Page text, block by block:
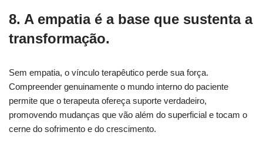
8. A empatia é a base que sustenta a
transformação.
Sem empatia, o vínculo terapêutico perde sua força.
Compreender genuinamente o mundo interno do paciente
permite que o terapeuta ofereça suporte verdadeiro,
promovendo mudanças que vão além do superficial e tocam o
cerne do sofrimento e do crescimento.